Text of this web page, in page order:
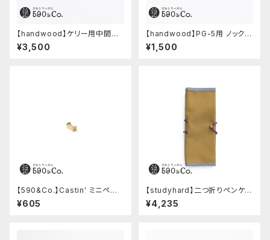
【handwood】ケリー用中間パ
ーツ/カスタムグリップ (ディンプ
ル/ステンレス)
¥3,500
【handwood】PG-5用 ノックボ
タン (超々ジュラルミン)
¥1,500
【590&Co.】Castin' ミニペン
枕 (S)
¥605
【studyhard】二つ折りペンケー
ス ミニマムコンパクトサイズ
(カーキ)
¥4,235